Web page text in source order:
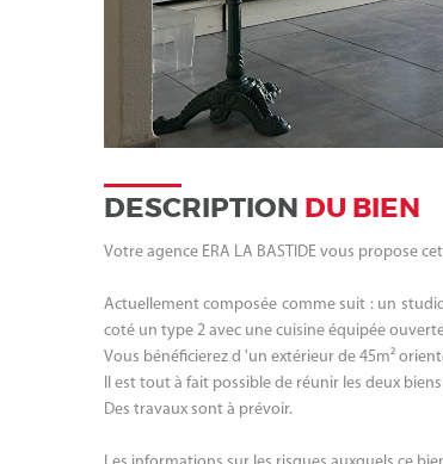
DESCRIPTION DU BIEN
Votre agence ERA LA BASTIDE vous propose
Actuellement composée comme suit : un
coté un type 2 avec une cuisine équipée
Vous bénéficierez d 'un extérieur de 45m²
Il est tout à fait possible de réunir les deux
Des travaux sont à prévoir.